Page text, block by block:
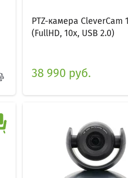
PTZ-камера CleverCam
(FullHD, 10x, USB 2.0)
38 990 руб.